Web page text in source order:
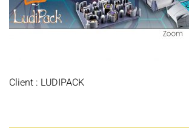
Client : LUDIPACK